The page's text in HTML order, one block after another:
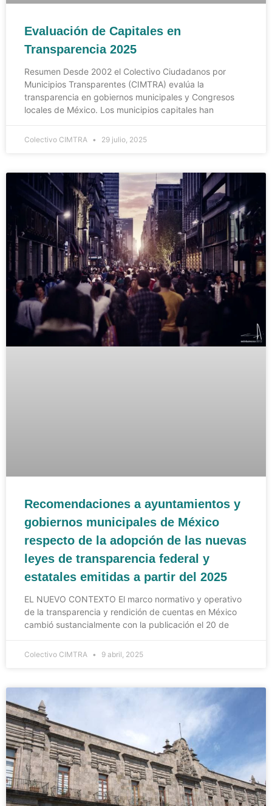
Evaluación de Capitales en
Transparencia 2025
Resumen Desde 2002 el Colectivo Ciudadanos por
Municipios Transparentes (CIMTRA) evalúa la
transparencia en gobiernos municipales y Congresos
locales de México. Los municipios capitales han
Colectivo CIMTRA 29 julio, 2025
Recomendaciones a ayuntamientos y
gobiernos municipales de México
respecto de la adopción de las nuevas
leyes de transparencia federal y
estatales emitidas a partir del 2025
EL NUEVO CONTEXTO El marco normativo y operativo
de la transparencia y rendición de cuentas en México
cambió sustancialmente con la publicación el 20 de
Colectivo CIMTRA 9 abril, 2025